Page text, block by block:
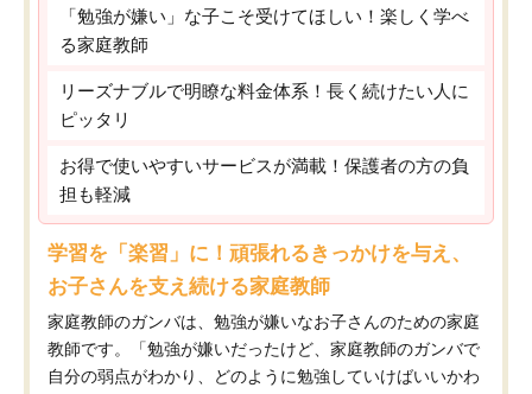
「勉強が嫌い」な子こそ受けてほしい！楽しく学べ
る家庭教師
リーズナブルで明瞭な料金体系！長く続けたい人に
ピッタリ
お得で使いやすいサービスが満載！保護者の方の負
担も軽減
学習を「楽習」に！頑張れるきっかけを与え、
お子さんを支え続ける家庭教師
家庭教師のガンバは、勉強が嫌いなお子さんのための家庭
教師です。「勉強が嫌いだったけど、家庭教師のガンバで
自分の弱点がわかり、どのように勉強していけばいいかわ